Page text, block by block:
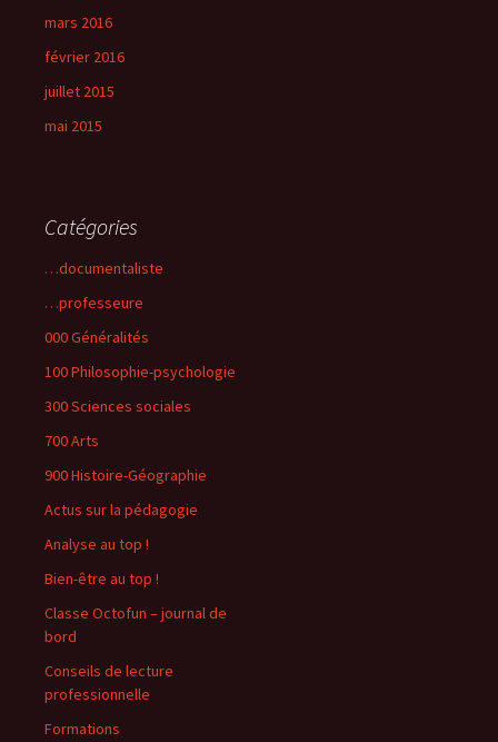
mars 2016
février 2016
juillet 2015
mai 2015
Catégories
…documentaliste
…professeure
000 Généralités
100 Philosophie-psychologie
300 Sciences sociales
700 Arts
900 Histoire-Géographie
Actus sur la pédagogie
Analyse au top !
Bien-être au top !
Classe Octofun – journal de
bord
Conseils de lecture
professionnelle
Formations